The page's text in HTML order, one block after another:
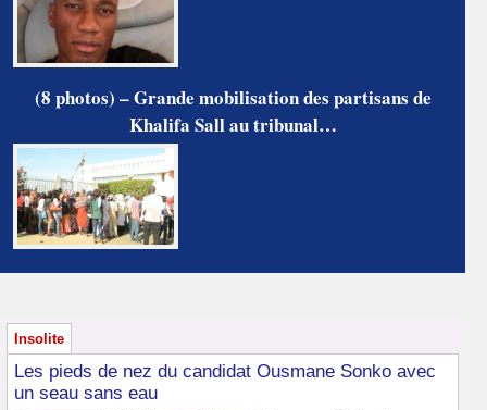
(8 photos) – Grande mobilisation des partisans de
Khalifa Sall au tribunal…
Insolite
Les pieds de nez du candidat Ousmane Sonko avec
un seau sans eau